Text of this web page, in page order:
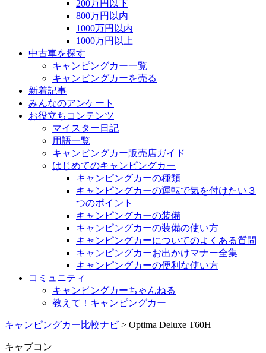
200万円以下
800万円以内
1000万円以内
1000万円以上
中古車を探す
キャンピングカー一覧
キャンピングカーを売る
新着記事
みんなのアンケート
お役立ちコンテンツ
マイスター日記
用語一覧
キャンピングカー販売店ガイド
はじめてのキャンピングカー
キャンピングカーの種類
キャンピングカーの運転で気を付けたい３
つのポイント
キャンピングカーの装備
キャンピングカーの装備の使い方
キャンピングカーについてのよくある質問
キャンピングカーお出かけマナー全集
キャンピングカーの便利な使い方
コミュニティ
キャンピングカーちゃんねる
教えて！キャンピングカー
キャンピングカー比較ナビ > Optima Deluxe T60H
キャブコン